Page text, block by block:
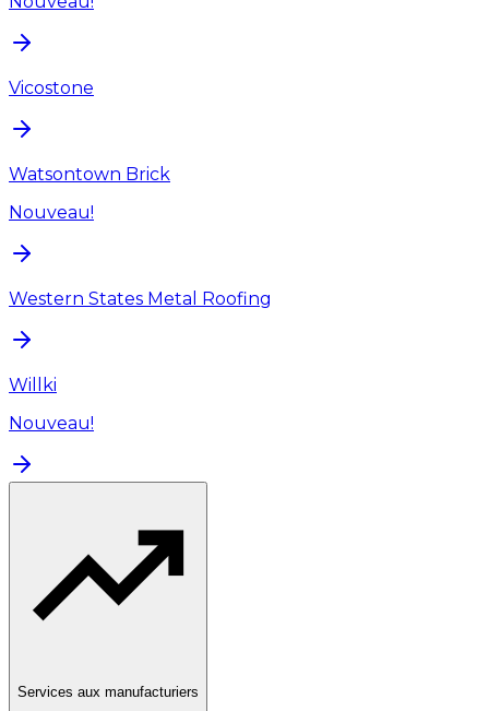
Vicostone
Watsontown Brick
Nouveau!
Western States Metal Roofing
Willki
Nouveau!
Services aux manufacturiers